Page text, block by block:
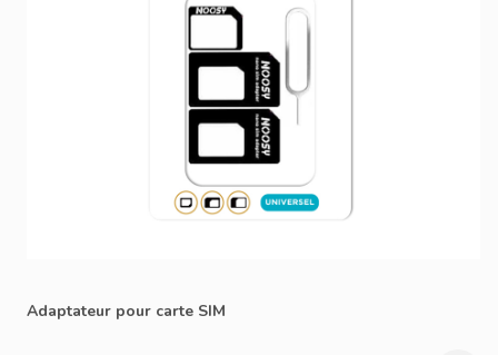
Adaptateur pour carte SIM